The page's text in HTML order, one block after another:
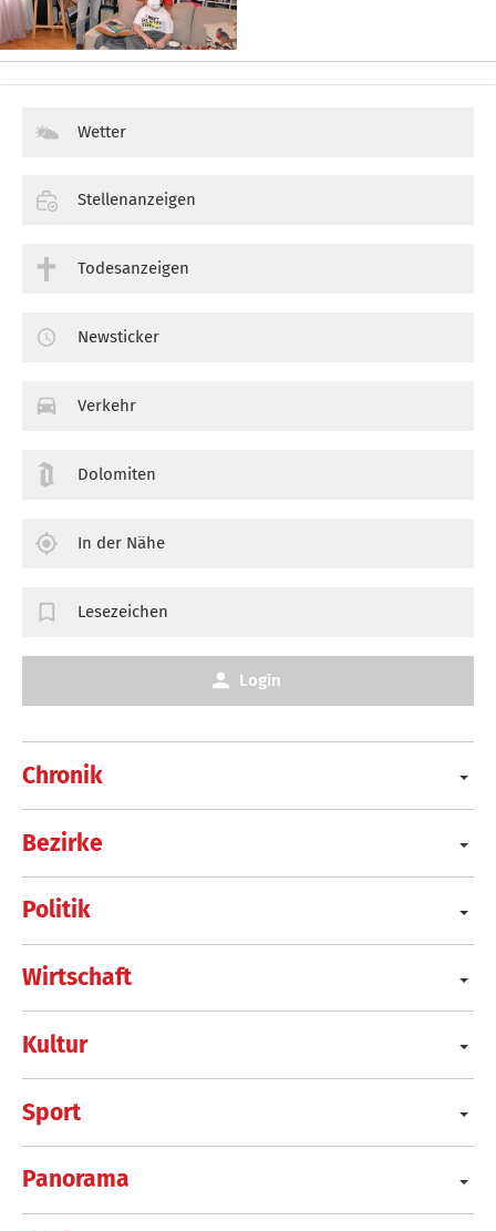
Chronik
Bezirke
Politik
Wirtschaft
Kultur
Sport
Panorama
Wetter
Stellenanzeigen
Todesanzeigen
Newsticker
Verkehr
Dolomiten
In der Nähe
Lesezeichen
Login